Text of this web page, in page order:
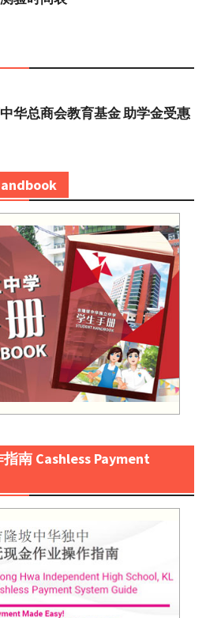
华总商会教育基金 助学金受惠
南 Cashless Payment